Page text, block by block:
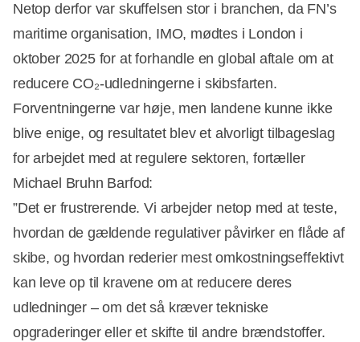
Netop derfor var skuffelsen stor i branchen, da FN’s
maritime organisation, IMO, mødtes i London i
oktober 2025 for at forhandle en global aftale om at
reducere CO₂-udledningerne i skibsfarten.
Forventningerne var høje, men landene kunne ikke
blive enige, og resultatet blev et alvorligt tilbageslag
for arbejdet med at regulere sektoren, fortæller
Michael Bruhn Barfod:
”Det er frustrerende. Vi arbejder netop med at teste,
hvordan de gældende regulativer påvirker en flåde af
skibe, og hvordan rederier mest omkostningseffektivt
kan leve op til kravene om at reducere deres
udledninger – om det så kræver tekniske
opgraderinger eller et skifte til andre brændstoffer.